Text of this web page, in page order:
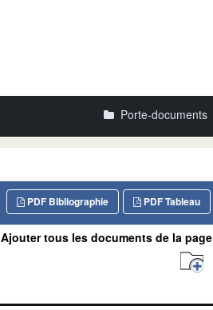
Porte-documents
PDF Tableau
PDF Bibliographie
Ajouter tous les documents de la page